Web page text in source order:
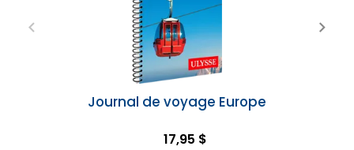
Journal de voyage Europe
17,95 $